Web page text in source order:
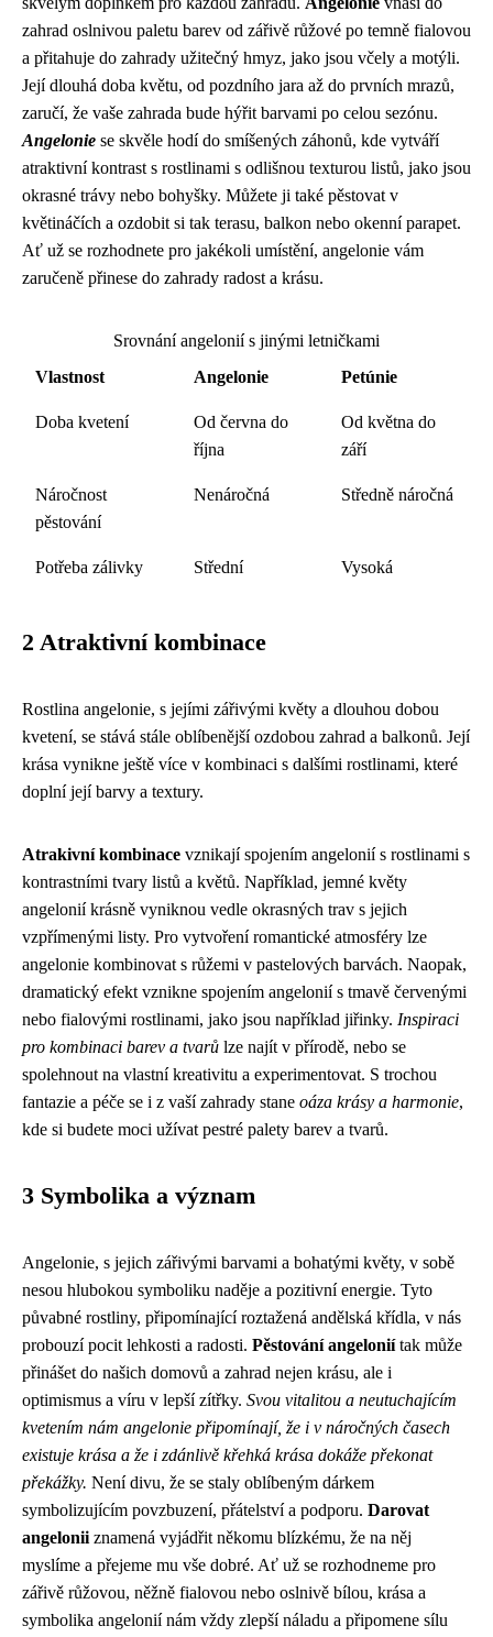
zahrad oslnivou paletu barev od zářivě růžové po temně fialovou
a přitahuje do zahrady užitečný hmyz, jako jsou včely a motýli.
Její dlouhá doba květu, od pozdního jara až do prvních mrazů,
zaručí, že vaše zahrada bude hýřit barvami po celou sezónu.
Angelonie se skvěle hodí do smíšených záhonů, kde vytváří
atraktivní kontrast s rostlinami s odlišnou texturou listů, jako jsou
okrasné trávy nebo bohyšky. Můžete ji také pěstovat v
květináčích a ozdobit si tak terasu, balkon nebo okenní parapet.
Ať už se rozhodnete pro jakékoli umístění, angelonie vám
zaručeně přinese do zahrady radost a krásu.
Srovnání angelonií s jinými letničkami
Vlastnost
Angelonie Petúnie
Doba kvetení
Od června do
října
Od května do
září
Náročnost
pěstování
Nenáročná Středně náročná
Potřeba zálivky Střední Vysoká
2 Atraktivní kombinace
Rostlina angelonie, s jejími zářivými květy a dlouhou dobou
kvetení, se stává stále oblíbenější ozdobou zahrad a balkonů. Její
krása vynikne ještě více v kombinaci s dalšími rostlinami, které
doplní její barvy a textury.
Atrakivní kombinace vznikají spojením angelonií s rostlinami s
kontrastními tvary listů a květů. Například, jemné květy
angelonií krásně vyniknou vedle okrasných trav s jejich
vzpřímenými listy. Pro vytvoření romantické atmosféry lze
angelonie kombinovat s růžemi v pastelových barvách. Naopak,
dramatický efekt vznikne spojením angelonií s tmavě červenými
nebo fialovými rostlinami, jako jsou například jiřinky. Inspiraci
pro kombinaci barev a tvarů lze najít v přírodě, nebo se
spolehnout na vlastní kreativitu a experimentovat. S trochou
fantazie a péče se i z vaší zahrady stane oáza krásy a harmonie,
kde si budete moci užívat pestré palety barev a tvarů.
3 Symbolika a význam
Angelonie, s jejich zářivými barvami a bohatými květy, v sobě
nesou hlubokou symboliku naděje a pozitivní energie. Tyto
půvabné rostliny, připomínající roztažená andělská křídla, v nás
probouzí pocit lehkosti a radosti. Pěstování angeloniítak může
přinášet do našich domovů a zahrad nejen krásu, ale i
optimismus a víru v lepší zítřky. Svou vitalitou a neutuchajícím
kvetením nám angelonie připomínají, že i v náročných časech
existuje krása a že i zdánlivě křehká krása dokáže překonat
překážky. Není divu, že se staly oblíbeným dárkem
symbolizujícím povzbuzení, přátelství a podporu. Darovat
angelonii znamená vyjádřit někomu blízkému, že na něj
myslíme a přejeme mu vše dobré. Ať už se rozhodneme pro
zářivě růžovou, něžně fialovou nebo oslnivě bílou, krása a
symbolika angelonií nám vždy zlepší náladu a připomene sílu